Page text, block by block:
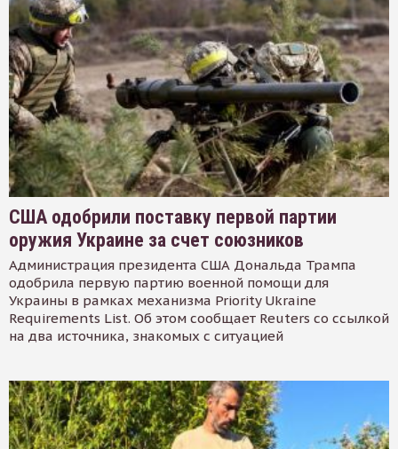
США одобрили поставку первой партии
оружия Украине за счет союзников
Администрация президента США Дональда Трампа
одобрила первую партию военной помощи для
Украины в рамках механизма Priority Ukraine
Requirements List. Об этом сообщает Reuters со ссылкой
на два источника, знакомых с ситуацией